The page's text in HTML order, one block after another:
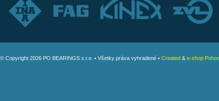
© Copyright 2026 PO BEARINGS s.r.o. • Všetky práva vyhradené • Created & e-shop